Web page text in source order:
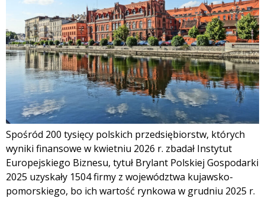
Spośród 200 tysięcy polskich przedsiębiorstw, których
wyniki finansowe w kwietniu 2026 r. zbadał Instytut
Europejskiego Biznesu, tytuł Brylant Polskiej Gospodarki
2025 uzyskały 1504 firmy z województwa kujawsko-
pomorskiego, bo ich wartość rynkowa w grudniu 2025 r.